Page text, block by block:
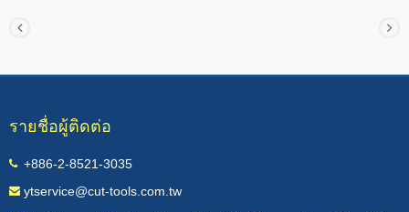
รายชื่อผู้ติดต่อ
+886-2-8521-3035
ytservice@cut-tools.com.tw